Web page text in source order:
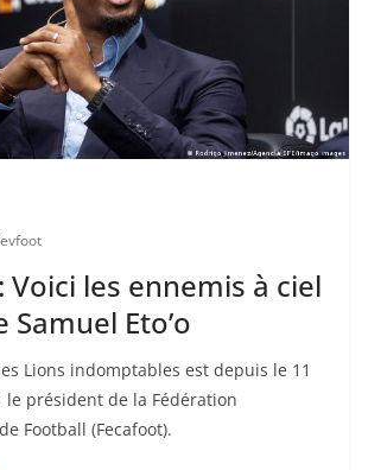
Voici les ennemis à ciel
Eto’o
Lions indomptables est depuis le 11
le président de la Fédération
Football (Fecafoot).